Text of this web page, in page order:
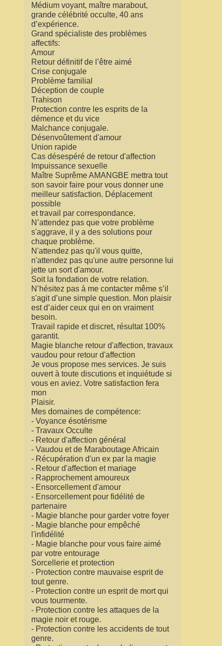
Médium voyant, maître marabout,
grande célébrité occulte, 40 ans
d’expérience.
Grand spécialiste des problèmes
affectifs:
Amour
Retour définitif de l’être aimé
Crise conjugale
Problème familial
Déception de couple
Trahison
Protection contre les esprits de la
démence et du vice
Malchance conjugale.
Désenvoûtement d'amour
Union rapide
Cas désespéré de retour d'affection
Impuissance sexuelle
Maître Suprême AMANGBE mettra tout
son savoir faire pour vous donner une
meilleur satisfaction. Déplacement
possible
et travail par correspondance.
N’attendez pas que votre problème
s'aggrave, il y a des solutions pour
chaque problème.
N'attendez pas qu'il vous quitte,
n'attendez pas qu'une autre personne lui
jette un sort d'amour.
Soit la fondation de votre relation.
N’hésitez pas à me contacter même s’il
s'agit d’une simple question. Mon plaisir
est d’aider ceux qui en on vraiment
besoin.
Travail rapide et discret, résultat 100%
garantit.
Magie blanche retour d'affection, travaux
vaudou pour retour d'affection
Je vous propose mes services. Je suis
ouvert à toute discutions et inquiétude si
vous en aviez. Votre satisfaction fera
mon
Plaisir.
Mes domaines de compétence:
- Voyance ésotérisme
- Travaux Occulte
- Retour d'affection général
- Vaudou et de Maraboutage Africain
- Récupération d'un ex par la magie
- Retour d'affection et mariage
- Rapprochement amoureux
- Ensorcellement d'amour
- Ensorcellement pour fidélité de
partenaire
- Magie blanche pour garder votre foyer
- Magie blanche pour empêché
l'infidélité
- Magie blanche pour vous faire aimé
par votre entourage
Sorcellerie et protection
- Protection contre mauvaise esprit de
tout genre.
- Protection contre un esprit de mort qui
vous tourmente.
- Protection contre les attaques de la
magie noir et rouge.
- Protection contre les accidents de tout
genre.